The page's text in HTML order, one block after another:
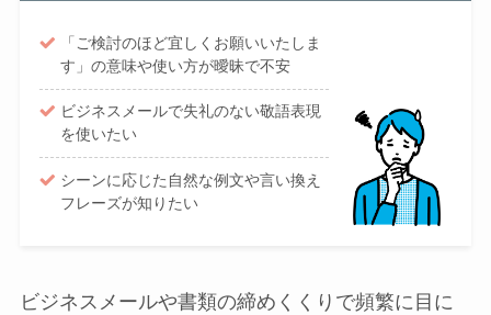
「ご検討のほど宜しくお願いいたしま
す」の意味や使い方が曖昧で不安
ビジネスメールで失礼のない敬語表現
を使いたい
シーンに応じた自然な例文や言い換え
フレーズが知りたい
ビジネスメールや書類の締めくくりで頻繁に目に